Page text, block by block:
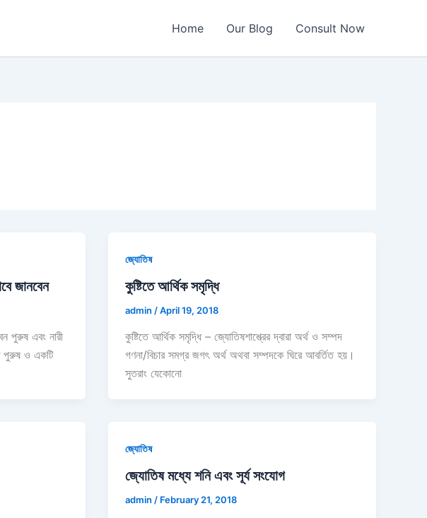
Home Our Blog Consult Now
জানবেন
পুরুষ এবং নারী
পুরুষ ও একটি
জ্যোতিষ
কুষ্টিতে আর্থিক সমৃদ্ধি
admin /April 19, 2018
কুষ্টিতে আর্থিক সমৃদ্ধি – জ্যোতিষশাশ্ত্রের দ্বারা অর্থ ও সম্পদ
গণনা/বিচার সমগ্র জগৎ অর্থ অথবা সম্পদকে ঘিরে আবর্তিত হয়।
সুতরাং যেকোনো
জ্যোতিষ
জ্যোতিষ মধ্যে শনি এবং সূর্য সংযোগ
admin / February 21, 2018